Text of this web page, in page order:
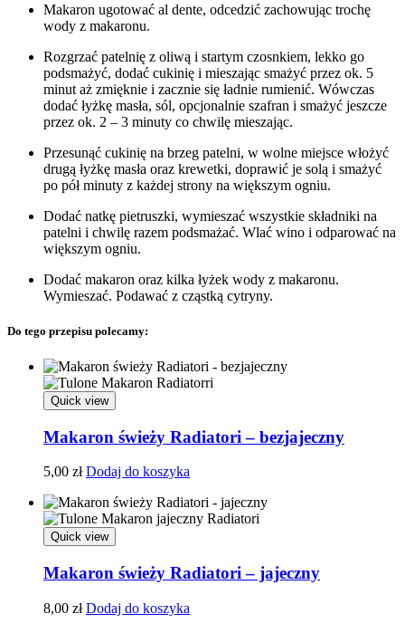
Makaron ugotować al dente, odcedzić zachowując trochę
wody z makaronu.
Rozgrzać patelnię z oliwą i startym czosnkiem, lekko go
podsmażyć, dodać cukinię i mieszając smażyć przez ok. 5
minut aż zmięknie i zacznie się ładnie rumienić. Wówczas
dodać łyżkę masła, sól, opcjonalnie szafran i smażyć jeszcze
przez ok. 2 – 3 minuty co chwilę mieszając.
Przesunąć cukinię na brzeg patelni, w wolne miejsce włożyć
drugą łyżkę masła oraz krewetki, doprawić je solą i smażyć
po pół minuty z każdej strony na większym ogniu.
Dodać natkę pietruszki, wymieszać wszystkie składniki na
patelni i chwilę razem podsmażać. Wlać wino i odparować na
większym ogniu.
Dodać makaron oraz kilka łyżek wody z makaronu.
Wymieszać. Podawać z cząstką cytryny.
Do tego przepisu polecamy:
Quick view
Makaron świeży Radiatori – bezjajeczny
5,00 zł Dodaj do koszyka
Quick view
Makaron świeży Radiatori – jajeczny
8,00 zł Dodaj do koszyka